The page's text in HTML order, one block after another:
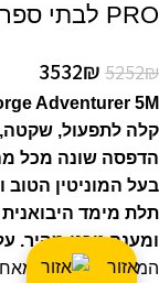
אזור
PRO לבתי ספר – המהירה מכולן
5252₪
3532₪
קלה לתפעול, שקטה,
הדפסה שונה מכל
בעל המוניטין הטוב
תלת מימד
ומענה טכני מהיר.
המשאיר את כולן